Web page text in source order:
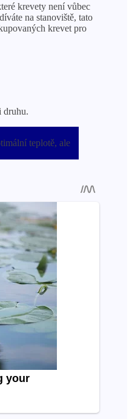
krevety není vůbec
na stanoviště, tato
krevet pro
druhu.
teplotě, ale